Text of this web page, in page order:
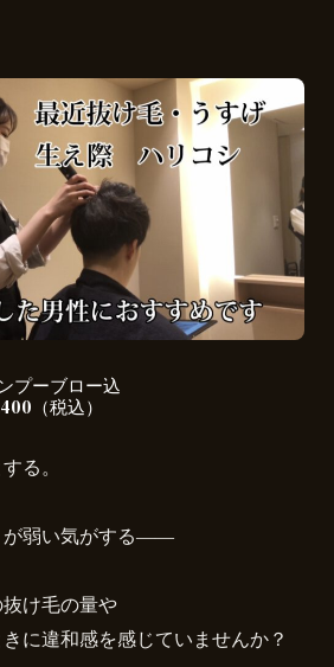
プーブロー込
（税込）
る。
が弱い気がする――
け毛の量や
に違和感を感じていませんか？